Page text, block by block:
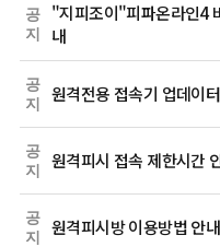
공
지
"지피조이"피파온라인4
내
공
지
원격전용 접속기 업데이
공
지
원격피시 접속 제한시간
공
지
원격피시방 이용방법 안내